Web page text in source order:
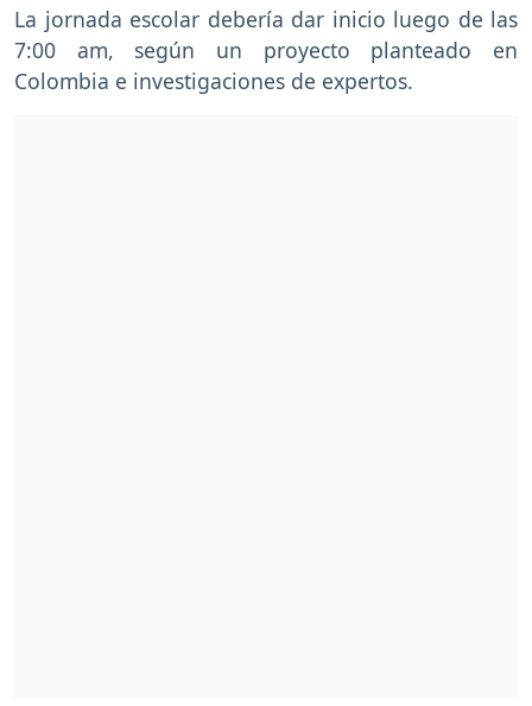
La jornada escolar debería dar inicio luego de las
7:00 am, según un proyecto planteado en
Colombia e investigaciones de expertos.